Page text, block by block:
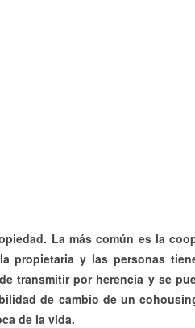
La más común es la
propietaria y las personas
transmitir por herencia y se
de cambio de un
de la vida.